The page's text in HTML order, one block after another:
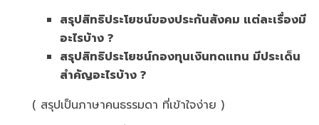
สรุปสิทธิประโยชน์ของประกันสังคม แต่ละเรื่องมี
อะไรบ้าง ?
สรุปสิทธิประโยชน์กองทุนเงินทดแทน มีประเด็น
สำคัญอะไรบ้าง ?
( สรุปเป็นภาษาคนธรรมดา ที่เข้าใจง่าย )